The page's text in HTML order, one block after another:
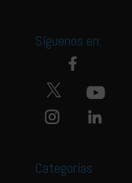
Categorías